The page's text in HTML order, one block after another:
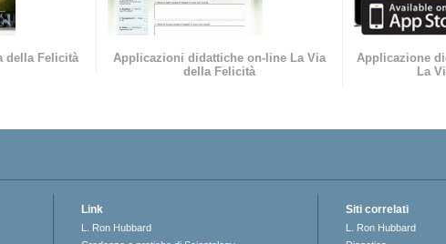
della Felicità
Applicazioni didattiche on-line La Via
della Felicità
Applicazione
La
Link
L. Ron Hubbard
Siti correlati
L. Ron Hubbard